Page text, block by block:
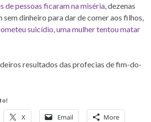
de pessoas ficaram na miséria , dezenas
dinheiro para dar de comer aos filhos,
suicídio uma mulher tentou matar
resultados das profecias de fim-do-
X Email More